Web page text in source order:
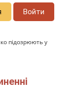
Войти
підозрюють у